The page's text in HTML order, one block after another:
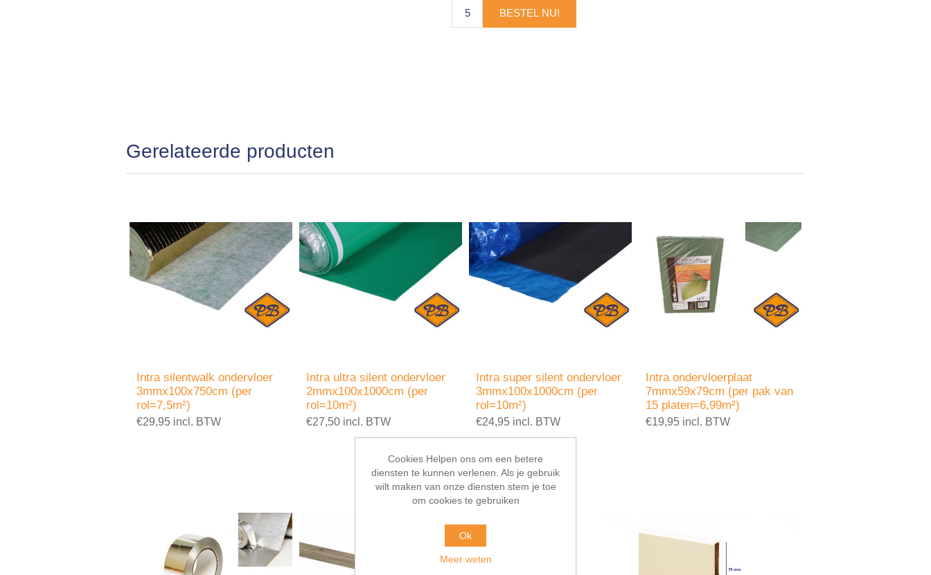
BESTEL NU!
Gerelateerde producten
Intra silentwalk ondervloer
3mmx100x750cm (per
rol=7,5m²)
€29,95 incl. BTW
Intra ultra silent ondervloer
2mmx100x1000cm (per
rol=10m²)
€27,50 incl. BTW
Intra super silent ondervloer
3mmx100x1000cm (per
rol=10m²)
€24,95 incl. BTW
Intra ondervloerplaat
7mmx59x79cm (per pak van
15 platen=6,99m²)
€19,95 incl. BTW
Cookies Helpen ons om een betere
diensten te kunnen verlenen. Als je gebruik
wilt maken van onze diensten stem je toe
om cookies te gebruiken
Ok
Meer weten